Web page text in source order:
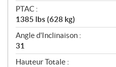
PTAC :
1385 lbs (628 kg)
Angle d'Inclinaison :
31
Hauteur Totale :